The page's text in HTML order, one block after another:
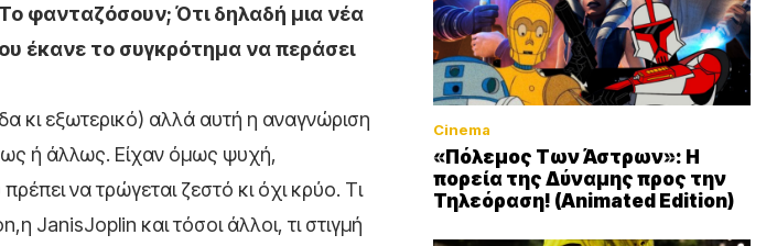
φανταζόσουν; Ότι δηλαδή μια νέα
έκανε το συγκρότημα να περάσει
κι εξωτερικό) αλλά αυτή η αναγνώριση
ή άλλως. Είχαν όμως ψυχή,
να τρώγεται ζεστό κι όχι κρύο. Τι
JanisJoplin και τόσοι άλλοι, τι στιγμή
Cinema
«Πόλεμος Των Άστρων»: Η
πορεία της Δύναμης προς την
Τηλεόραση! (Animated Edition)